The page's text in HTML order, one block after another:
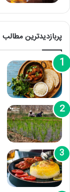
پربازدیدترین مطالب